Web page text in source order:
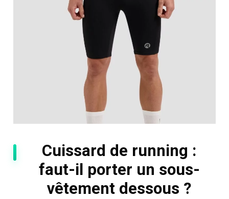
Cuissard de running :
faut-il porter un sous-
vêtement dessous ?